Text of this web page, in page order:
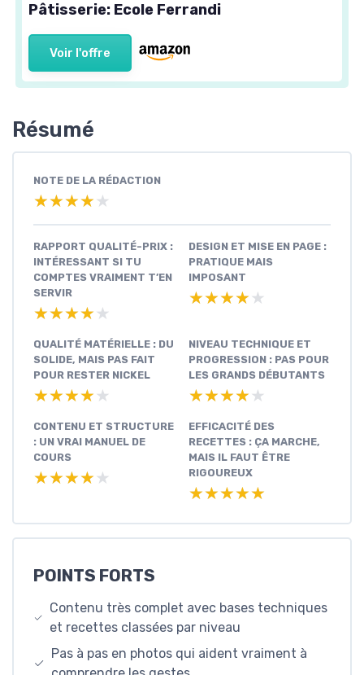
Pâtisserie: Ecole Ferrandi
Voir l'offre
Résumé
NOTE DE LA RÉDACTION
★★★★★
★★★★★
RAPPORT QUALITÉ-PRIX :
INTÉRESSANT SI TU
COMPTES VRAIMENT T’EN
SERVIR
★★★★★
★★★★★
DESIGN ET MISE EN PAGE :
PRATIQUE MAIS
IMPOSANT
★★★★★
★★★★★
QUALITÉ MATÉRIELLE : DU
SOLIDE, MAIS PAS FAIT
POUR RESTER NICKEL
★★★★★
★★★★★
NIVEAU TECHNIQUE ET
PROGRESSION : PAS POUR
LES GRANDS DÉBUTANTS
★★★★★
★★★★★
CONTENU ET STRUCTURE
: UN VRAI MANUEL DE
COURS
★★★★★
★★★★★
EFFICACITÉ DES
RECETTES : ÇA MARCHE,
MAIS IL FAUT ÊTRE
RIGOUREUX
★★★★★
★★★★★
POINTS FORTS
Contenu très complet avec bases techniques
et recettes classées par niveau
Pas à pas en photos qui aident vraiment à